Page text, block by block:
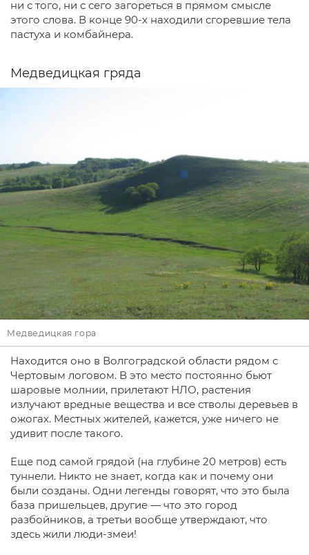
ни с того, ни с сего загореться в прямом смысле
этого слова. В конце 90-х находили сгоревшие тела
пастуха и комбайнера.
Медведицкая гряда
Медведицкая гора
Находится оно в Волгоградской области рядом с
Чертовым логовом. В это место постоянно бьют
шаровые молнии, прилетают НЛО, растения
излучают вредные вещества и все стволы деревьев в
ожогах. Местных жителей, кажется, уже ничего не
удивит после такого.
Еще под самой грядой (на глубине 20 метров) есть
туннели. Никто не знает, когда как и почему они
были созданы. Одни легенды говорят, что это была
база пришельцев, другие — что это город
разбойников, а третьи вообще утверждают, что
здесь жили люди-змеи!